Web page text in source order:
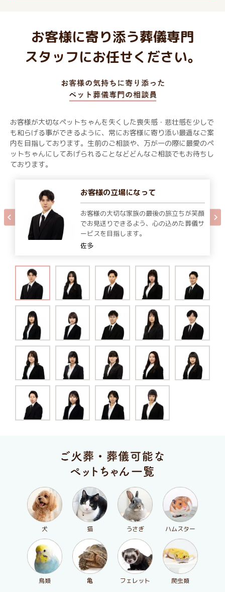
お客様に寄り添う葬儀専門
スタッフにお任せください。
お客様が大切なペットちゃんを失くした喪失感・悲壮感を少しで
も和らげる事ができるように、常にお客様に寄り添い最適なご案
内を目指しております。生前のご相談や、万が一の際に最愛のペ
ットちゃんにしてあげられることなどどんなご相談でもお待ちし
ております。
お客様の立場になって
お客様の大切な家族の最後の旅立ちが笑顔
でお見送りできるよう、心の込めた葬儀サ
ービスを目指します。
佐多
犬 猫 うさぎ ハムスター
鳥類 亀 フェレット 爬虫類